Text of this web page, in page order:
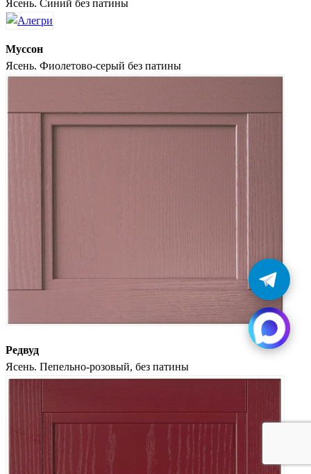
Ясень. Синий без патины
Муссон
Ясень. Фиолетово-серый без патины
Редвуд
Ясень. Пепельно-розовый, без патины